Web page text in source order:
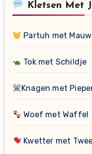
Kletsen Met
Partuh met Mauw
Tok met Schildje
Knagen met
Woef met Waffel
Kwetter met